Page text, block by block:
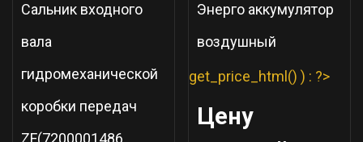
Сальник входного
вала
гидромеханической
коробки передач
ZF(7200001486
Энерго аккумулятор
воздушный
get_price_html() ) : ?>
Цену